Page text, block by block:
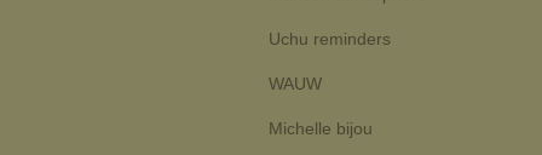
Uchu reminders
WAUW
Michelle bijou